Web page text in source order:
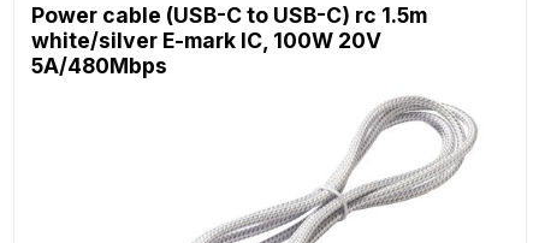
Power cable (USB-C to USB-C) rc 1.5m
white/silver E-mark IC, 100W 20V
5A/480Mbps